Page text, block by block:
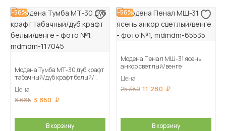
-56%
Модена Тумба МТ-30 дуб крафт
табачный/дуб крафт белый/
Цена
8 685 3 860
В корзину
-56%
Модена Пенал МШ-31 ясень
анкор светлый/венге
Цена
25 380 11 280
В корзину